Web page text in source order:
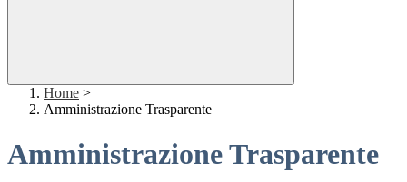
Home >
Amministrazione Trasparente
Amministrazione Trasparente